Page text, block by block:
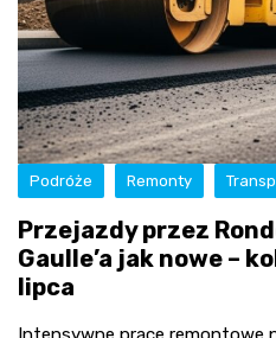
Podróże Remonty
Przejazdy przez
Gaulle’a jak nowe –
lipca